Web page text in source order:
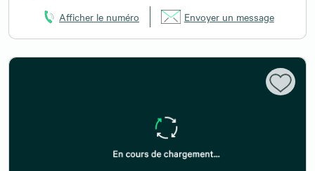
Afficher le numéro Envoyer un message